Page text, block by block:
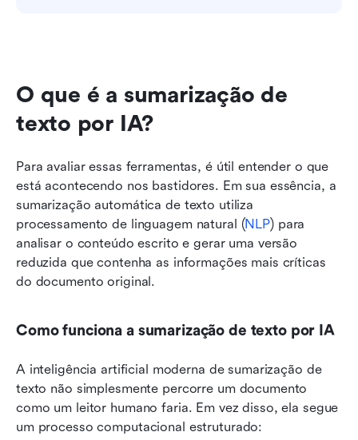
O que é a sumarização de
texto por IA?
Para avaliar essas ferramentas, é útil entender o que
está acontecendo nos bastidores. Em sua essência, a
sumarização automática de texto utiliza
processamento de linguagem natural (NLP) para
analisar o conteúdo escrito e gerar uma versão
reduzida que contenha as informações mais críticas
do documento original.
Como funciona a sumarização de texto por IA
A inteligência artificial moderna de sumarização de
texto não simplesmente percorre um documento
como um leitor humano faria. Em vez disso, ela segue
um processo computacional estruturado: